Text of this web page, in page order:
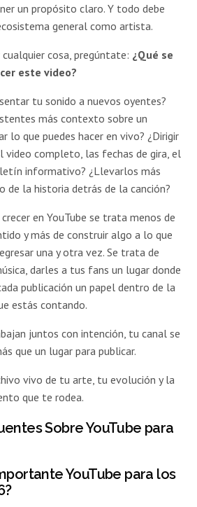
un propósito claro. Y todo debe
general como artista.
cosa, pregúntate: ¿Qué se
este video?
tu sonido a nuevos oyentes?
más contexto sobre un
lo que puedes hacer en vivo? ¿Dirigir
video completo, las fechas de gira, el
informativo? ¿Llevarlos más
de la historia detrás de la canción?
en YouTube se trata menos de
y más de construir algo a lo que
una y otra vez. Se trata de
darles a tus fans un lugar donde
publicación un papel dentro de la
estás contando.
juntos con intención, tu canal se
que un lugar para publicar.
vivo de tu arte, tu evolución y la
que te rodea.
Sobre YouTube para
YouTube para los